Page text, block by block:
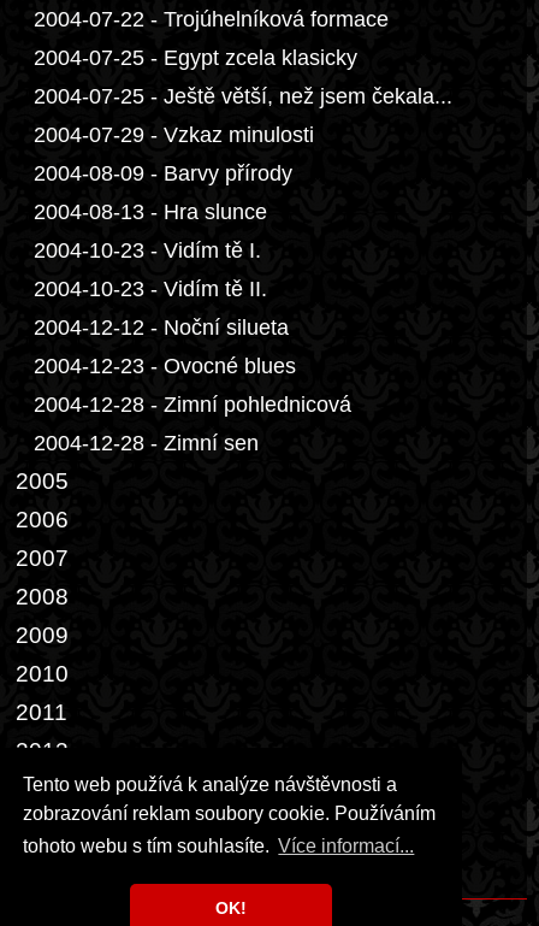
Tento web používá k analýze návštěvnosti a
zobrazování reklam soubory cookie. Používáním
tohoto webu s tím souhlasíte. Více informací...
OK!
2004-07-22 - Trojúhelníková formace
2004-07-25 - Egypt zcela klasicky
2004-07-25 - Ještě větší, než jsem čekala...
2004-07-29 - Vzkaz minulosti
2004-08-09 - Barvy přírody
2004-08-13 - Hra slunce
2004-10-23 - Vidím tě I.
2004-10-23 - Vidím tě II.
2004-12-12 - Noční silueta
2004-12-23 - Ovocné blues
2004-12-28 - Zimní pohlednicová
2004-12-28 - Zimní sen
2005
2006
2007
2008
2009
2010
2011
2012
2013
2014-02-28 - Dveře III.